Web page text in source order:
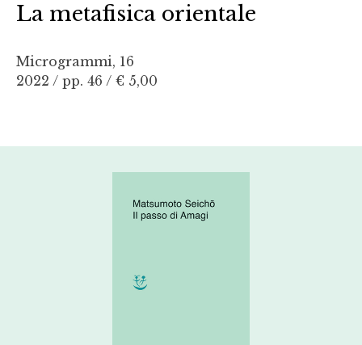
La metafisica orientale
Microgrammi, 16
2022 / pp. 46 / € 5,00